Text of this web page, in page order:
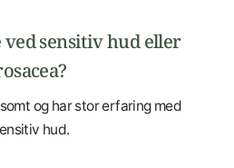
sensitiv hud eller
og har stor erfaring med
hud.